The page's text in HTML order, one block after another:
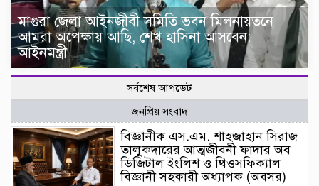
মাগুরা জেলা আইনজীবী সমিতি ভবন মিলনায়তনে
আমরা অপেক্ষায় আছি, শেখ হাসিনা আসবেন:
আইনমন্ত্রী
সর্বশেষ আপডেট
জনপ্রিয় সংবাদ
বিজ্ঞানীক এস.এম. শাহজাহান সিরাজ
তালুকদারের আত্মজীবনী ফাদার অব
ডিজিটাল ইংলিশ ও থিওসফিক্যাল
বিজ্ঞানী সহকারী অধ্যাপক (অবসর)